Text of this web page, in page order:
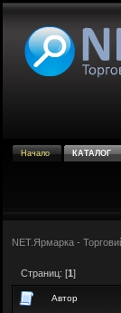
Начало КАТАЛОГ
NET.Ярмарка -
Страниц: [1]
Автор